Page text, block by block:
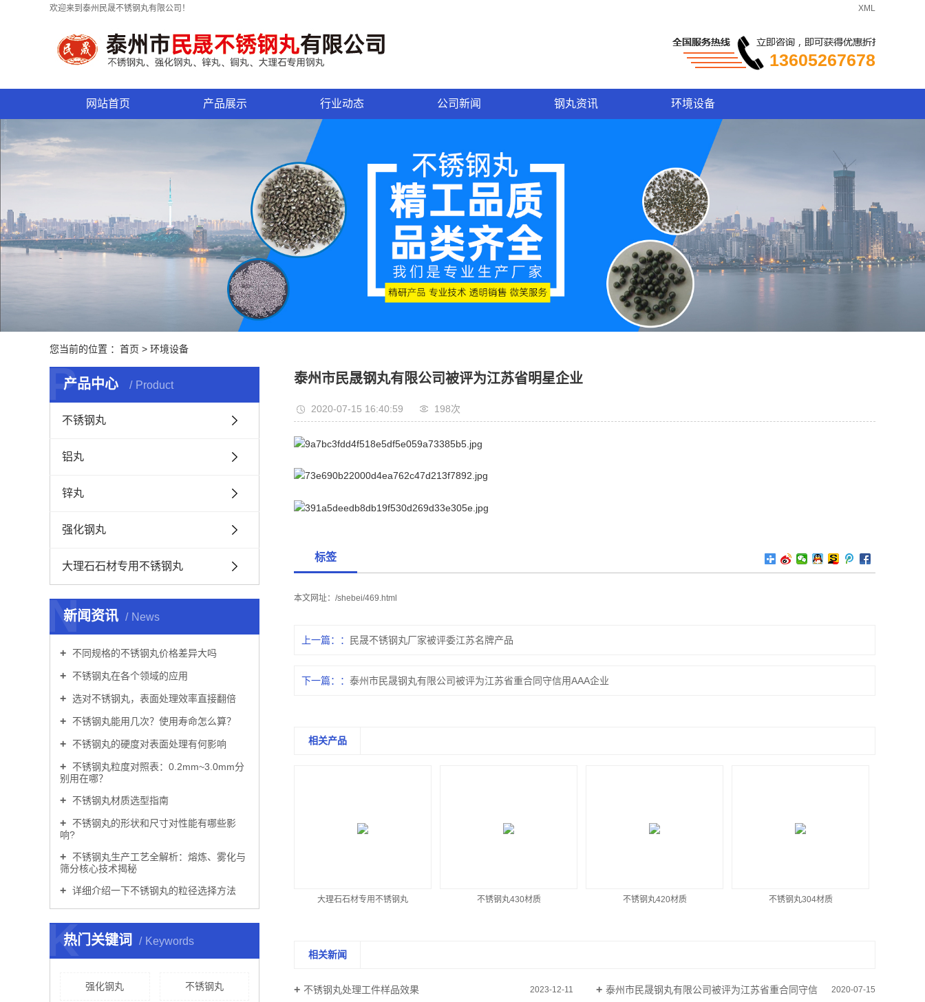
欢迎来到泰州民晟不锈钢丸有限公司！ XML
13605267678
网站首页 产品展示 行业动态 公司新闻 钢丸资讯 环境设备
您当前的位置 ： 首页 > 环境设备
产品中心 Product
P
不锈钢丸
铝丸
锌丸
强化钢丸
大理石石材专用不锈钢丸
新闻资讯 News
N
不同规格的不锈钢丸价格差异大吗
不锈钢丸在各个领域的应用
选对不锈钢丸，表面处理效率直接翻倍
不锈钢丸能用几次？使用寿命怎么算？
不锈钢丸的硬度对表面处理有何影响
不锈钢丸粒度对照表：0.2mm~3.0mm分
别用在哪？
不锈钢丸材质选型指南
不锈钢丸的形状和尺寸对性能有哪些影
响?
不锈钢丸生产工艺全解析：熔炼、雾化与
筛分核心技术揭秘
详细介绍一下不锈钢丸的粒径选择方法
热门关键词 Keywords
K
强化钢丸 不锈钢丸
泰州市民晟钢丸有限公司被评为江苏省明星企业
2020-07-15 16:40:59 198次
标签
本文网址： /shebei/469.html
上一篇： 民晟不锈钢丸厂家被评委江苏名牌产品
下一篇： 泰州市民晟钢丸有限公司被评为江苏省重合同守信用AAA企业
相关产品
大理石石材专用不锈钢丸 不锈钢丸430材质 不锈钢丸420材质 不锈钢丸304材质
相关新闻
不锈钢丸处理工件样品效果 2023-12-11
泰州市民晟钢丸有限公司被评为江苏省重合同守信
2020-07-15